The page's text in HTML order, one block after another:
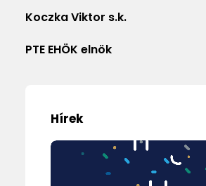
Koczka Viktor s.k.
PTE EHÖK elnök
Hírek